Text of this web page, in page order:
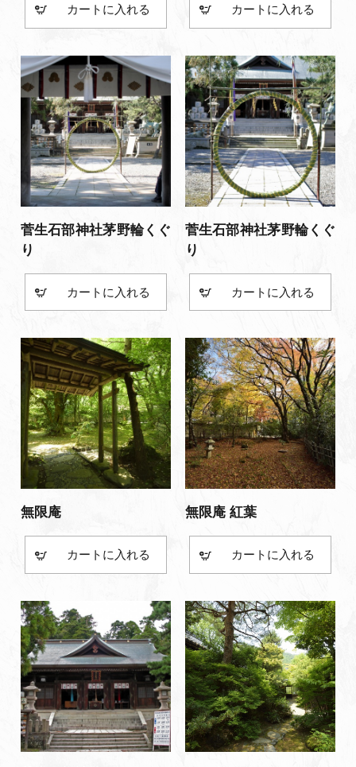
カート カート
菅生石部神社茅野輪くぐ
り
カート
菅生石部神社茅野輪くぐ
り
カート
無限庵
カート
無限庵 紅葉
カート